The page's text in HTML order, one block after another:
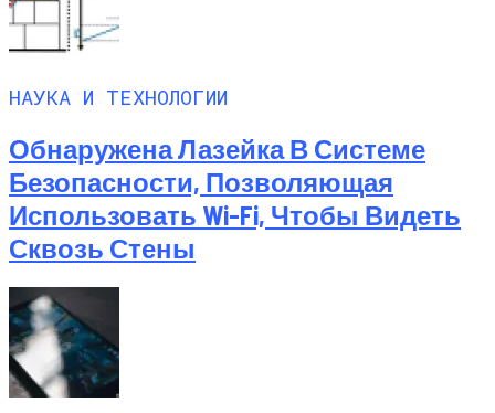
НАУКА И ТЕХНОЛОГИИ
Обнаружена Лазейка В Системе
Безопасности, Позволяющая
Использовать Wi-Fi, Чтобы Видеть
Сквозь Стены